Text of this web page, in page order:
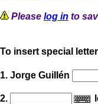
Please log in to
To insert special
1. Jorge Guillén
2.